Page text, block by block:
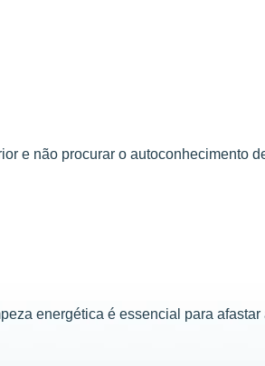
e não procurar o autoconhecimento
energética é essencial para afastar